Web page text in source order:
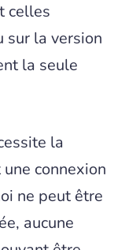
celles
sur la version
la seule
la
connexion
ne peut être
aucune